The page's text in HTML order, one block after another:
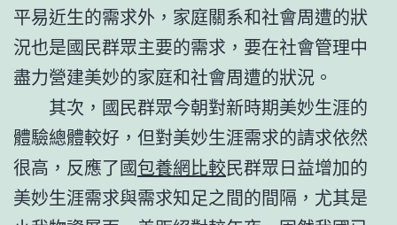
平易近生的需求外，家庭關系和社會周遭的狀
況也是國民群眾主要的需求，要在社會管理中
盡力營建美妙的家庭和社會周遭的狀況。
其次，國民群眾今朝對新時期美妙生涯的
體驗總體較好，但對美妙生涯需求的請求依然
很高，反應了國包養網比較民群眾日益增加的
美妙生涯需求與需求知足之間的間隔，尤其是